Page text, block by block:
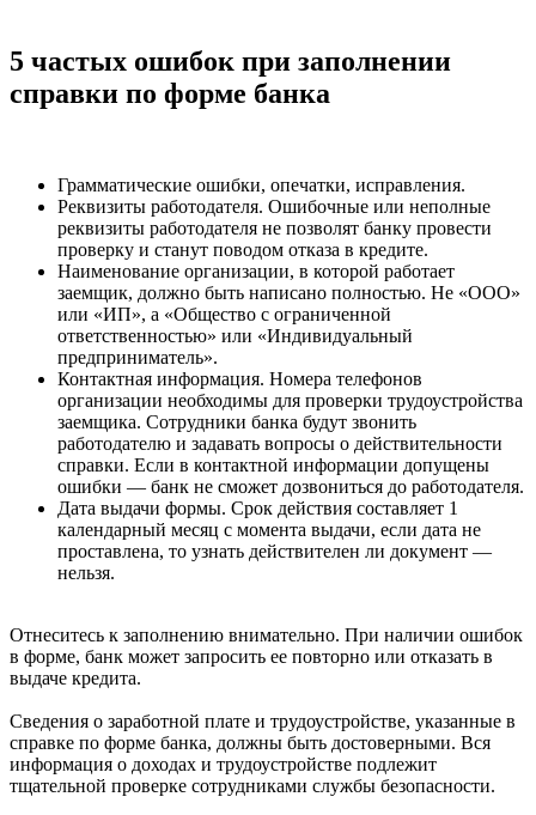
5 частых ошибок при заполнении
справки по форме банка
Грамматические ошибки, опечатки, исправления.
Реквизиты работодателя. Ошибочные или неполные
реквизиты работодателя не позволят банку провести
проверку и станут поводом отказа в кредите.
Наименование организации, в которой работает
заемщик, должно быть написано полностью. Не «ООО»
или «ИП», а «Общество с ограниченной
ответственностью» или «Индивидуальный
предприниматель».
Контактная информация. Номера телефонов
организации необходимы для проверки трудоустройства
заемщика. Сотрудники банка будут звонить
работодателю и задавать вопросы о действительности
справки. Если в контактной информации допущены
ошибки — банк не сможет дозвониться до работодателя.
Дата выдачи формы. Срок действия составляет 1
календарный месяц с момента выдачи, если дата не
проставлена, то узнать действителен ли документ —
нельзя.
Отнеситесь к заполнению внимательно. При наличии ошибок
в форме, банк может запросить ее повторно или отказать в
выдаче кредита.
Сведения о заработной плате и трудоустройстве, указанные в
справке по форме банка, должны быть достоверными. Вся
информация о доходах и трудоустройстве подлежит
тщательной проверке сотрудниками службы безопасности.